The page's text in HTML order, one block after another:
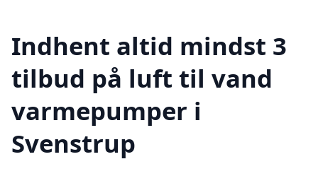
Indhent altid mindst 3
tilbud på luft til vand
varmepumper i
Svenstrup